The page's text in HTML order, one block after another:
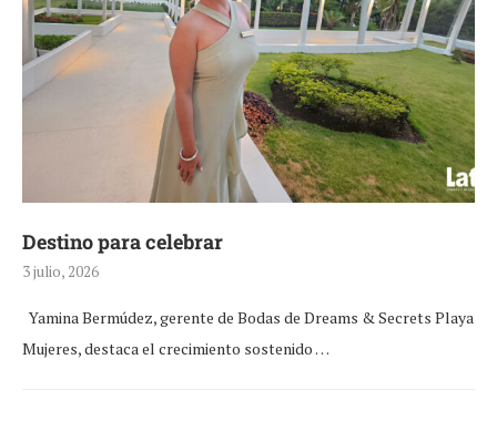
Destino para celebrar
3 julio, 2026
Yamina Bermúdez, gerente de Bodas de Dreams & Secrets Playa
Mujeres, destaca el crecimiento sostenido …